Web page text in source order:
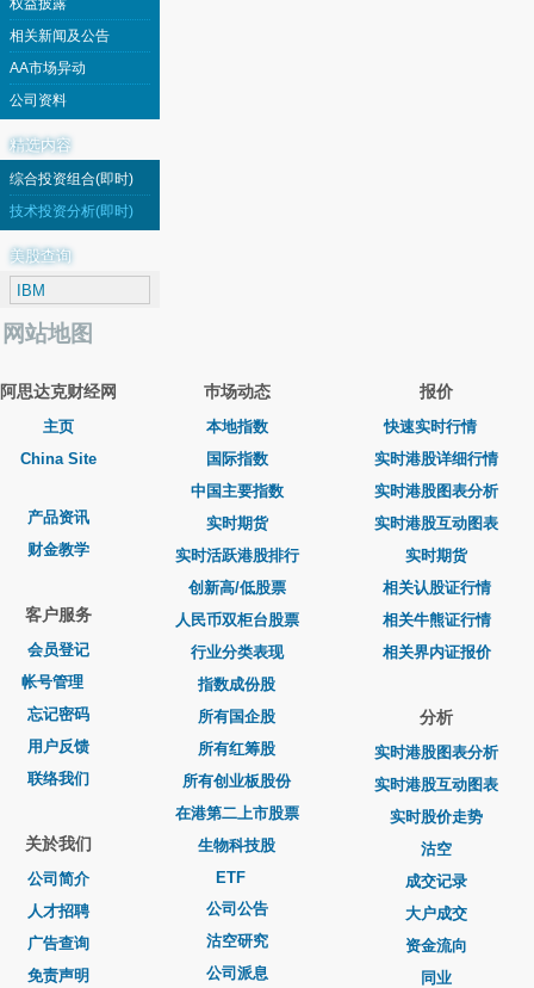
权益披露
相关新闻及公告
AA市场异动
公司资料
精选内容
综合投资组合(即时)
技术投资分析(即时)
美股查询
网站地图
阿思达克财经网
主页
China Site
产品资讯
财金教学
客户服务
会员登记
帐号管理
忘记密码
用户反馈
联络我们
关於我们
公司简介
人才招聘
广告查询
免责声明
巿场动态
本地指数
国际指数
中国主要指数
实时期货
实时活跃港股排行
创新高/低股票
人民币双柜台股票
行业分类表现
指数成份股
所有国企股
所有红筹股
所有创业板股份
在港第二上市股票
生物科技股
ETF
公司公告
沽空研究
公司派息
报价
快速实时行情
实时港股详细行情
实时港股图表分析
实时港股互动图表
实时期货
相关认股证行情
相关牛熊证行情
相关界内证报价
分析
实时港股图表分析
实时港股互动图表
实时股价走势
沽空
成交记录
大户成交
资金流向
同业